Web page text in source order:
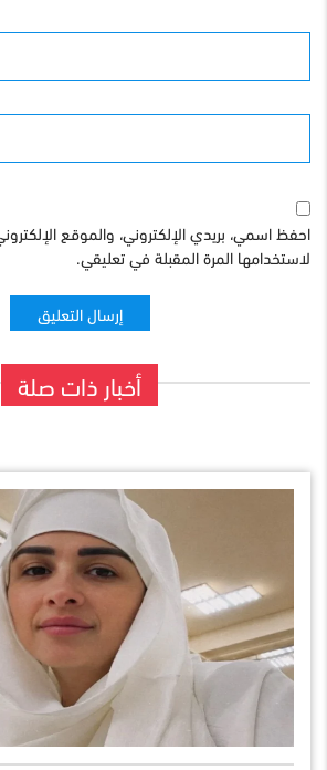
احفظ اسمي، بريدي الإلكتروني، والموقع
لاستخدامها المرة المقبلة في تعليقي.
أخبار ذات صلة